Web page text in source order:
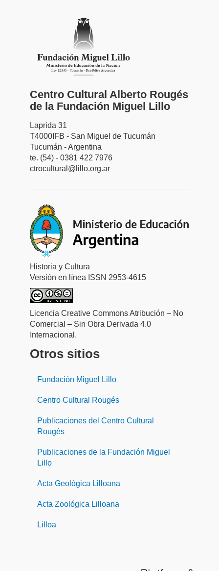
Centro Cultural Alberto Rougés
de la Fundación Miguel Lillo
Laprida 31
T4000IFB - San Miguel de Tucumán
Tucumán - Argentina
te. (54) - 0381 422 7976
ctrocultural@lillo.org.ar
Historia y Cultura
Versión en línea ISSN 2953-4615
Licencia Creative Commons Atribución – No
Comercial – Sin Obra Derivada 4.0
Internacional.
Otros sitios
Fundación Miguel Lillo
Centro Cultural Rougés
Publicaciones del Centro Cultural
Rougés
Publicaciones de la Fundación Miguel
Lillo
Acta Geológica Lilloana
Acta Zoológica Lilloana
Lilloa